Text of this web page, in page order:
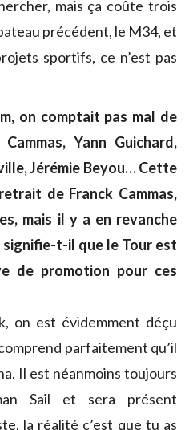
mais ça coûte trois
précédent, le M34, et
sportifs, ce n’est pas
on comptait pas mal de
Yann Guichard,
Jérémie Beyou… Cette
de Franck Cammas,
mais il y a en revanche
signifie-t-il que le Tour est
de promotion pour ces
on est évidemment déçu
parfaitement qu’il
Il est néanmoins toujours
Sail et sera présent
la réalité c’est que tu as